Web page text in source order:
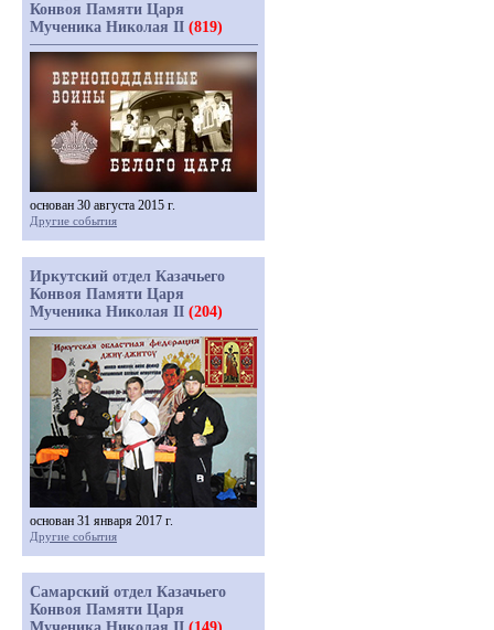
Конвоя Памяти Царя
Мученика Николая II (819)
основан 30 августа 2015 г.
Другие события
Иркутский отдел Казачьего
Конвоя Памяти Царя
Мученика Николая II (204)
основан 31 января 2017 г.
Другие события
Самарский отдел Казачьего
Конвоя Памяти Царя